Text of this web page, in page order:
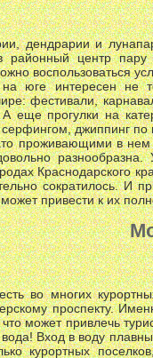
дендрарии и
районный центр
воспользоваться
юге интересен не
фестивали,
еще прогулки на
джиппинг по
проживающими в
разнообразна.
Краснодарского
сократилось. И
привести к их
во многих
проспекту.
может привлечь
вода! Вход в воду
курортных